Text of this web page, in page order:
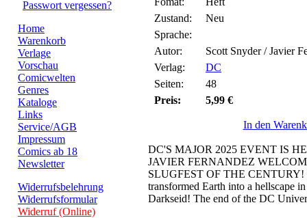
Passwort vergessen?
Home
Warenkorb
Verlage
Vorschau
Comicwelten
Genres
Kataloge
Links
Service/AGB
Impressum
Comics ab 18
Newsletter
Widerrufsbelehrung
Widerrufsformular
Widerruf (Online)
Zustand:
Neu
Sprache:
Autor:
Scott Snyder / Javier
Verlag:
DC
Seiten:
48
Preis:
5,99 €
In den
DC'S MAJOR 2025 EVENT IS
JAVIER FERNANDEZ
SLUGFEST OF THE CENTURY!
transformed Earth into a hellscape
Darkseid! The end of the DC